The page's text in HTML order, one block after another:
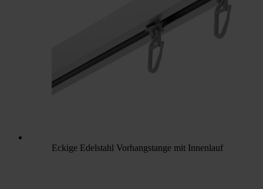
Eckige Edelstahl Vorhangstange mit Innenlauf